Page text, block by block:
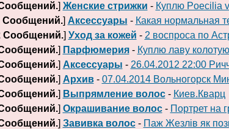
] Женские стрижки - Куплю Poecilia
Сообщений.] Аксессуары - Какая нормальная
Сообщений.] Уход за кожей - 2 воспроса по
] Парфюмерия- Куплю лаву колотую
] Аксессуары - 26.04.2012 22:00
] Архив- 07.04.2014 Вольногорск
] Выпрямление волос- Киев.Кварц
] Окрашивание волос- Портрет на
] Завивка волос- Паж Жезлів як